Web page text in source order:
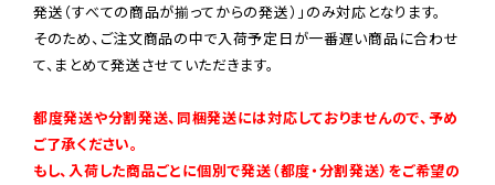
発送（すべての商品が揃ってからの発送）」のみ対応となります。
そのため、ご注文商品の中で入荷予定日が一番遅い商品に合わせ
て、まとめて発送させていただきます。
都度発送や分割発送、同梱発送には対応しておりませんので、予め
ご了承ください。
もし、入荷した商品ごとに個別で発送（都度・分割発送）をご希望の